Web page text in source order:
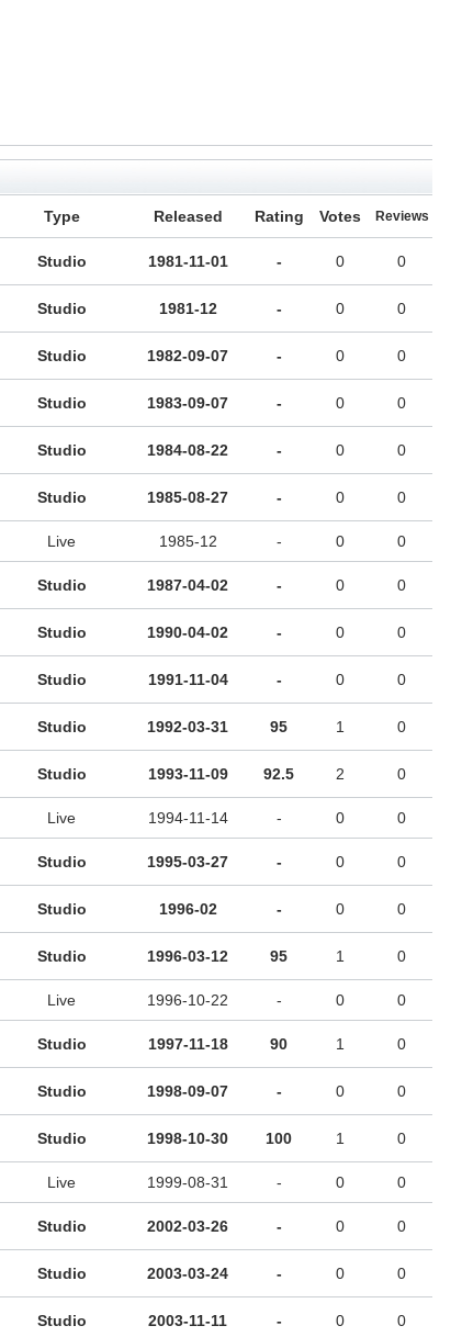
Type Released Rating Votes Reviews
Studio 1981-11-01 - 0 0
Studio 1981-12 - 0 0
Studio 1982-09-07 - 0 0
Studio 1983-09-07 - 0 0
Studio 1984-08-22 - 0 0
Studio 1985-08-27 - 0 0
Live 1985-12 - 0 0
Studio 1987-04-02 - 0 0
Studio 1990-04-02 - 0 0
Studio 1991-11-04 - 0 0
Studio 1992-03-31 95 1 0
Studio 1993-11-09 92.5 2 0
Live 1994-11-14 - 0 0
Studio 1995-03-27 - 0 0
Studio 1996-02 - 0 0
Studio 1996-03-12 95 1 0
Live 1996-10-22 - 0 0
Studio 1997-11-18 90 1 0
Studio 1998-09-07 - 0 0
Studio 1998-10-30 100 1 0
Live 1999-08-31 - 0 0
Studio 2002-03-26 - 0 0
Studio 2003-03-24 - 0 0
Studio 2003-11-11 - 0 0